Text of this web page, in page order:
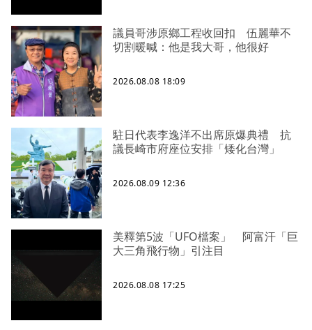
議員哥涉原鄉工程收回扣 伍麗華不
切割暖喊：他是我大哥，他很好
2026.08.08 18:09
駐日代表李逸洋不出席原爆典禮 抗
議長崎市府座位安排「矮化台灣」
2026.08.09 12:36
美釋第5波「UFO檔案」 阿富汗「巨
大三角飛行物」引注目
2026.08.08 17:25